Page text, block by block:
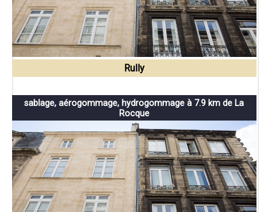
Rully
sablage, aérogommage, hydrogommage à 7.9 km de La
Rocque